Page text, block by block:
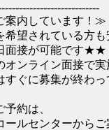
案内しています！≫
希望されている方も
面接が可能です★★
オンライン面接で実
すぐに募集が終わ
約は、
ールセンターからご